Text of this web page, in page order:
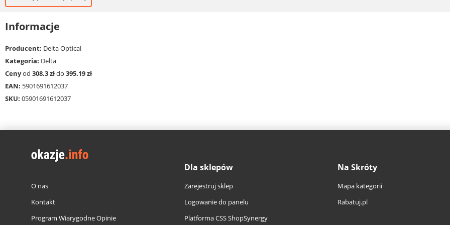
Informacje
Producent: Delta Optical
Kategoria: Delta
Cenyod 308.3 złdo 395.19 zł
EAN: 5901691612037
SKU: 05901691612037
O nas
Kontakt
Program Wiarygodne Opinie
Dla sklepów
Zarejestruj sklep
Logowanie do panelu
Platforma CSS ShopSynergy
Na Skróty
Mapa kategorii
Rabatuj.pl